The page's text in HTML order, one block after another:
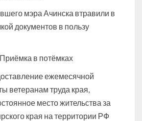
мэра Ачинска втравили в
документов в пользу
Приёмка в потёмках
ежемесячной
ветеранам труда края,
место жительства за
края на территории РФ